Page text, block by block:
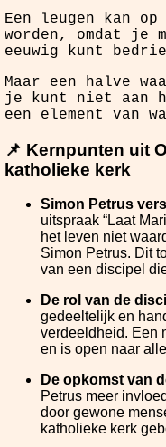
Een leugen kan op
worden, omdat je
eeuwig kunt
Maar een halve
je kunt niet aan
een element van
📌 Kernpunten uit
katholieke kerk
Simon Petrus
uitspraak “Laat
het leven niet
Simon Petrus. Dit
van een discipel
De rol van de
gedeeltelijk en
verdeeldheid. Een
en is open naar
De opkomst van
Petrus meer
door gewone
katholieke kerk